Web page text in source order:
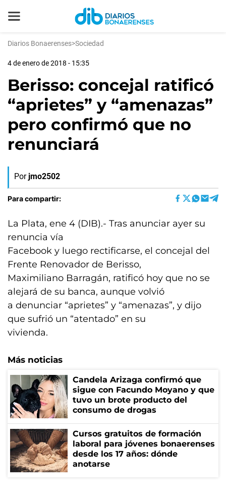
Diarios Bonaerenses>Sociedad
4 de enero de 2018 - 15:35
Berisso: concejal ratificó
“aprietes” y “amenazas”
pero confirmó que no
renunciará
Por jmo2502
Para compartir:
La Plata, ene 4 (DIB).- Tras anunciar ayer su
renuncia vía
Facebook y luego rectificarse, el concejal del
Frente Renovador de Berisso,
Maximiliano Barragán, ratificó hoy que no se
alejará de su banca, aunque volvió
a denunciar “aprietes” y “amenazas”, y dijo
que sufrió un “atentado” en su
vivienda.
Más noticias
Candela Arizaga confirmó que
sigue con Facundo Moyano y que
tuvo un brote producto del
consumo de drogas
Cursos gratuitos de formación
laboral para jóvenes bonaerenses
desde los 17 años: dónde
anotarse